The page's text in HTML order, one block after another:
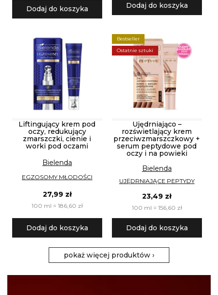
Dodaj do koszyka Dodaj do koszyka
Liftingujący krem pod
oczy, redukujący
zmarszczki, cienie i
worki pod oczami
Bielenda
EGZOSOMY MŁODOŚCI
27,99 zł
100 ml = 186,60 zł
Dodaj do koszyka
Bestseller
Ostatnie sztuki
Ujędrniająco –
rozświetlający krem
przeciwzmarszczkowy +
serum peptydowe pod
oczy i na powieki
Bielenda
UJĘDRNIAJĄCE PEPTYDY
23,49 zł
100 ml = 156,60 zł
Dodaj do koszyka
pokaż więcej produktów ›